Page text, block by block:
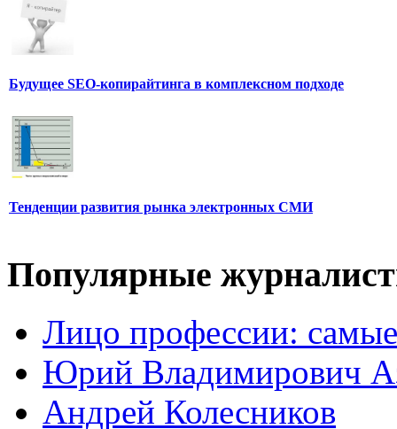
Будущее SEO-копирайтинга в комплексном подходе
Тенденции развития рынка электронных СМИ
Популярные
Лицо профессии:
Юрий Владимирович
Андрей Колесников